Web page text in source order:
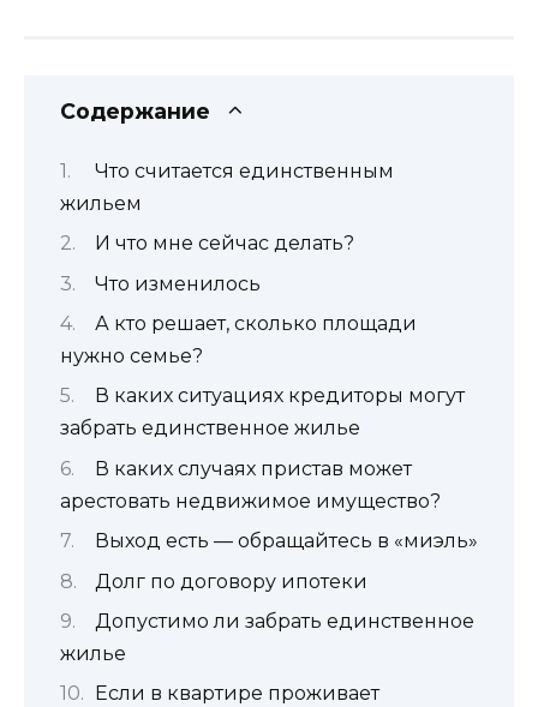
Содержание
Что считается единственным
жильем
И что мне сейчас делать?
Что изменилось
А кто решает, сколько площади
нужно семье?
В каких ситуациях кредиторы могут
забрать единственное жилье
В каких случаях пристав может
арестовать недвижимое имущество?
Выход есть — обращайтесь в «миэль»
Долг по договору ипотеки
Допустимо ли забрать единственное
жилье
Если в квартире проживает